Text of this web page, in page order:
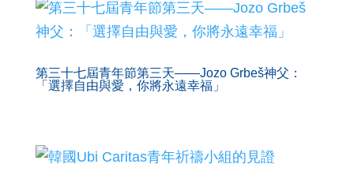
第三十七屆青年節第三天——Jozo Grbeš神父：
「選擇自由與愛，你將永遠幸福」